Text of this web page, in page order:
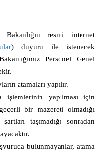
Bakanlığın resmi internet
)duyuru ile istenecek
Personel Genel
atamaları yapılır.
yapılması için
bir mazereti olmadığı
taşımadığı sonradan
bulunmayanlar, atama